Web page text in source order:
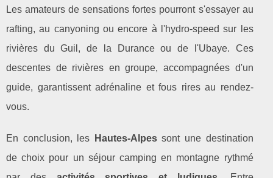
Les amateurs de sensations fortes pourront s'essayer au
rafting, au canyoning ou encore à l'hydro-speed sur les
rivières du Guil, de la Durance ou de l'Ubaye. Ces
descentes de rivières en groupe, accompagnées d'un
guide, garantissent adrénaline et fous rires au rendez-
vous.
En conclusion, les Hautes-Alpessont une destination
de choix pour un séjour camping en montagne rythmé